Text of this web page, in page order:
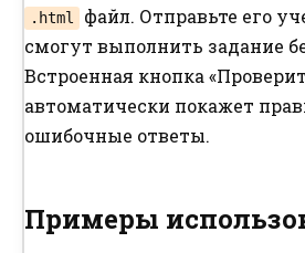
.html файл. Отправьте его
смогут выполнить задание
Встроенная кнопка
автоматически покажет
ошибочные ответы.
Примеры